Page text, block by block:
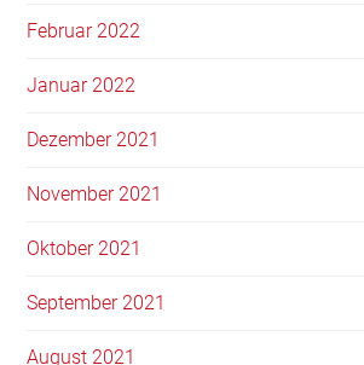
Februar 2022
Januar 2022
Dezember 2021
November 2021
Oktober 2021
September 2021
August 2021